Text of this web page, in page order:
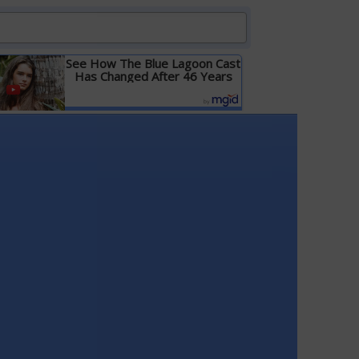
See How The Blue Lagoon Cast
Has Changed After 46 Years
Детальніше